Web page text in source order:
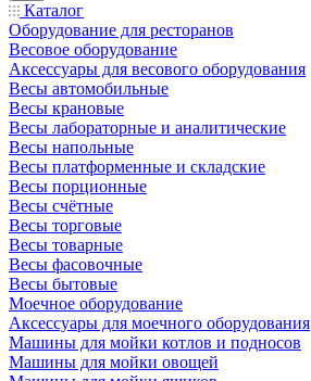
Каталог
Оборудование для ресторанов
Весовое оборудование
Аксессуары для весового оборудования
Весы автомобильные
Весы крановые
Весы лабораторные и аналитические
Весы напольные
Весы платформенные и складские
Весы порционные
Весы счётные
Весы торговые
Весы товарные
Весы фасовочные
Весы бытовые
Моечное оборудование
Аксессуары для моечного оборудования
Машины для мойки котлов и подносов
Машины для мойки овощей